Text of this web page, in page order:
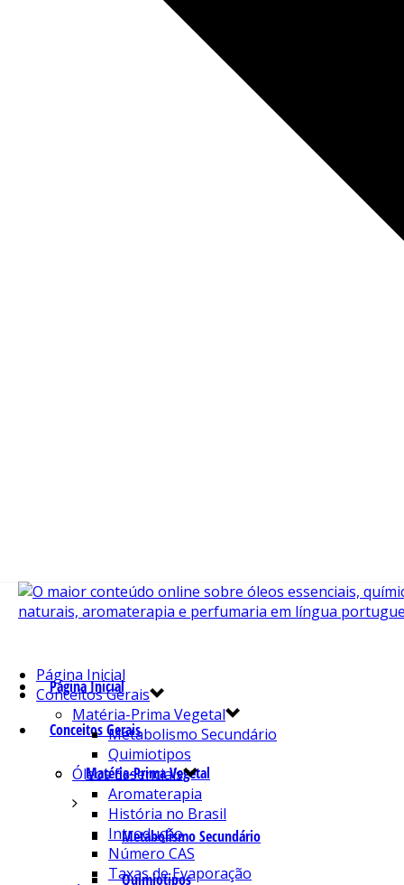
Página Inicial
Conceitos Gerais
Matéria-Prima Vegetal
Metabolismo Secundário
Quimiotipos
Página Inicial
Conceitos Gerais
Matéria-Prima Vegetal
Metabolismo Secundário
Quimiotipos
Óleos Essenciais
Aromaterapia
História no Brasil
Introdução
Número CAS
Taxas de Evaporação